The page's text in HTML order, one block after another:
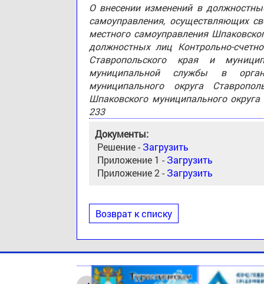
О внесении изменений в
самоуправления, осуществляющих
местного самоуправления
должностных лиц Контрольно-
Ставропольского края и
муниципальной службы в
муниципального округа
Шпаковского муниципального
233
Документы:
Решение - Загрузить
Приложение 1 - Загрузить
Приложение 2 - Загрузить
Возврат к списку